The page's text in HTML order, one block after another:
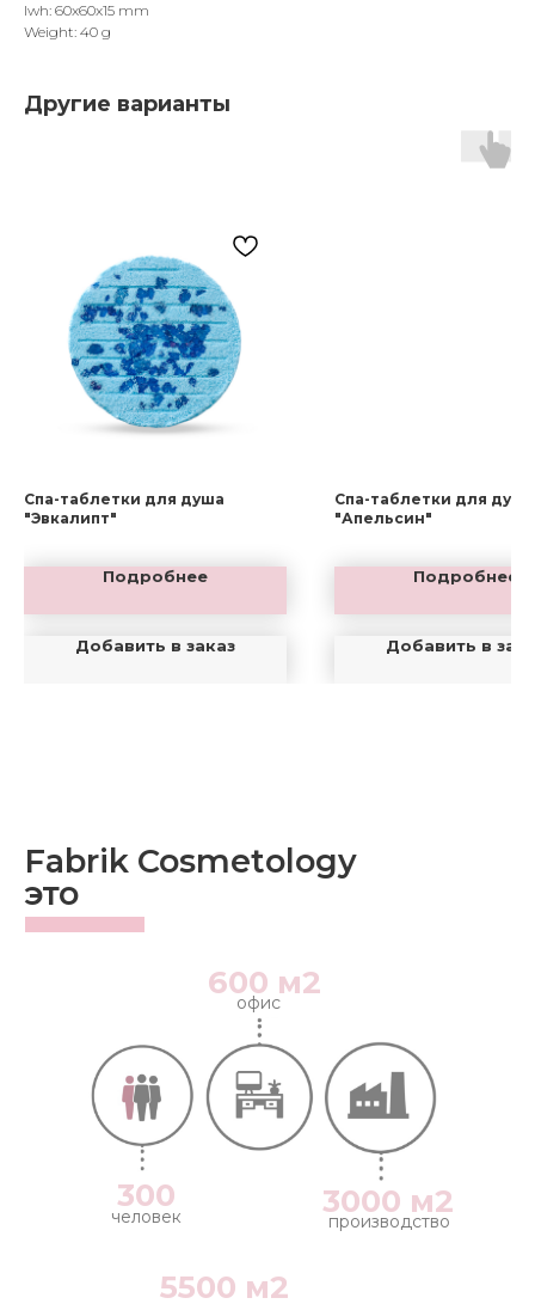
lwh: 60x60x15 mm
Weight: 40 g
Другие варианты
Спа-таблетки для душа
"Эвкалипт"
Подробнее
Добавить в заказ
Спа-таблетки для душа
"Апельсин"
Подробнее
Добавить в
300
человек
Fabrik Cosmetology
это
600 м2
офис
3000 м2
производство
5500 м2